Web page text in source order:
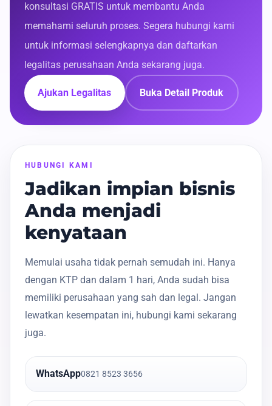
konsultasi GRATIS untuk membantu Anda
memahami seluruh proses. Segera hubungi kami
untuk informasi selengkapnya dan daftarkan
legalitas perusahaan Anda sekarang juga.
Ajukan Legalitas Buka Detail Produk
HUBUNGI KAMI
Jadikan impian bisnis
Anda menjadi
kenyataan
Memulai usaha tidak pernah semudah ini. Hanya
dengan KTP dan dalam 1 hari, Anda sudah bisa
memiliki perusahaan yang sah dan legal. Jangan
lewatkan kesempatan ini, hubungi kami sekarang
juga.
WhatsApp0821 8523 3656